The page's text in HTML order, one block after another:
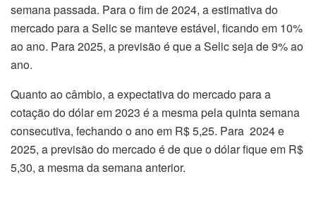
semana passada. Para o fim de 2024, a estimativa do
mercado para a Selic se manteve estável, ficando em 10%
ao ano. Para 2025, a previsão é que a Selic seja de 9% ao
ano.
Quanto ao câmbio, a expectativa do mercado para a
cotação do dólar em 2023 é a mesma pela quinta semana
consecutiva, fechando o ano em R$ 5,25. Para 2024 e
2025, a previsão do mercado é de que o dólar fique em R$
5,30, a mesma da semana anterior.